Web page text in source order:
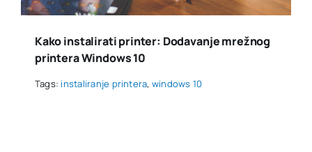
Kako instalirati printer: Dodavanje mrežnog
printera Windows 10
Tags: instaliranje printera, windows 10